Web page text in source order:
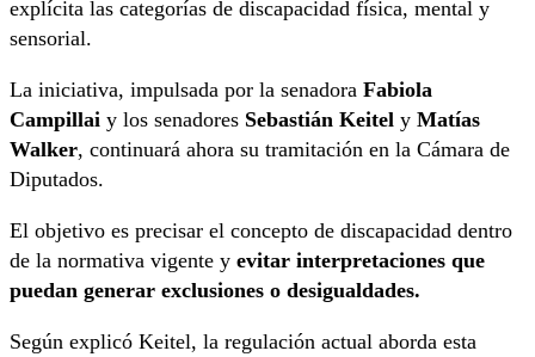
explícita las categorías de discapacidad física, mental y
sensorial.
La iniciativa, impulsada por la senadora Fabiola
Campillai y los senadores Sebastián Keitel y Matías
Walker, continuará ahora su tramitación en la Cámara de
Diputados.
El objetivo es precisar el concepto de discapacidad dentro
de la normativa vigente y evitar interpretaciones que
puedan generar exclusiones o desigualdades.
Según explicó Keitel, la regulación actual aborda esta